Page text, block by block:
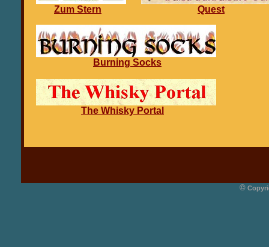
Zum Stern Quest
Burning Socks
The Whisky Portal
©